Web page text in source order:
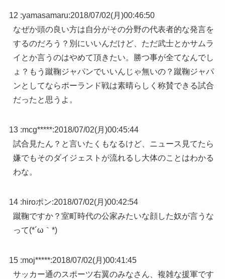
12 :yamasamaru:2018/07/02(月)00:46:50
なぜか頭の良い方は自分がその分野の代表者的な発言を
するのだろう？別にいいんだけど、ただ武士とかサムラ
イとか言うのはやめて頂きたい。勝つ事が全てなんでし
ょ？もう蹴鞠ジャパンでいいんじゃ無いの？蹴鞠ジャパ
ンとしてならポーランド戦は素晴らしく称賛できる試合
だったと思うよ。
13 :mcg*****:2018/07/02(月)00:45:44
試合見たん？と言いたくもなるけど、ニュース見てたら
嫌でもそのダイジェストが流れるし大体のことはわかる
わな。
14 :hiroポン:2018/07/02(月)00:42:54
蹴鞠ですか？室町時代の公家みたいな顔した奴が言うな
って(*´ω｀*)
15 :moj*****:2018/07/02(月)00:41:45
サッカー通のスポーツ右翼のみなさん、複雑な援軍です